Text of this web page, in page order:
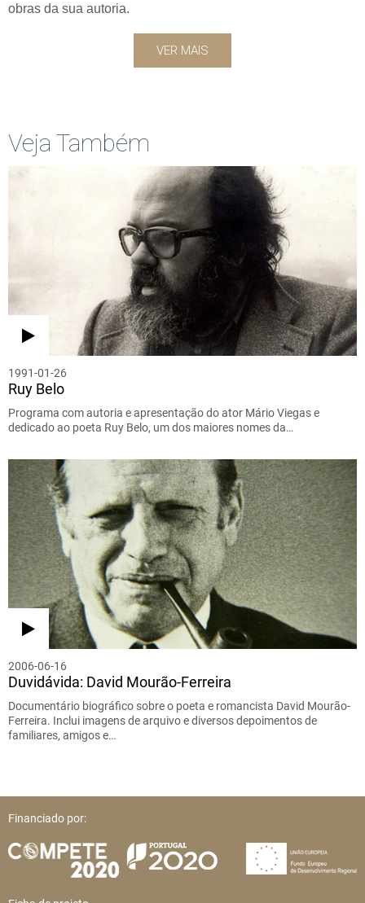
obras da sua autoria.
VER MAIS
Veja Também
1991-01-26
Ruy Belo
Programa com autoria e apresentação do ator Mário Viegas e
dedicado ao poeta Ruy Belo, um dos maiores nomes da…
2006-06-16
Duvidávida: David Mourão-Ferreira
Documentário biográfico sobre o poeta e romancista David Mourão-
Ferreira. Inclui imagens de arquivo e diversos depoimentos de
familiares, amigos e…
Financiado por: